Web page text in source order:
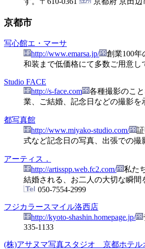
京都市
写心館エ・マーサ
http://www.emarsa.jp/
創業100
和装まで低価格にて多数ご用意し
Studio FACE
http://s-face.com
各種撮影のこ
業、ご結婚、記念日などの撮影を
都写真館
http://www.miyako-studio.com/
式など記念日の写真、出張での撮
アーティス．
http://artisspp.web.fc2.com/
私た
結婚される、お二人の大切な瞬
050-7554-2999
フジカラースマイル洛西店
http://kyoto-shashin.homepage.jp/
335-1133
(株)アサヌマ写真スタジオ 京都ホテル